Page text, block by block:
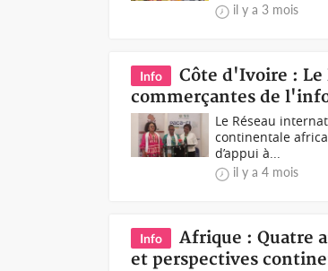
il y a 3 mois
Info
Côte d'Ivoire : Le
commerçantes de
Le Réseau
continentale
d’appui à...
il y a 4 mois
Info
Afrique : Quatre
et perspectives